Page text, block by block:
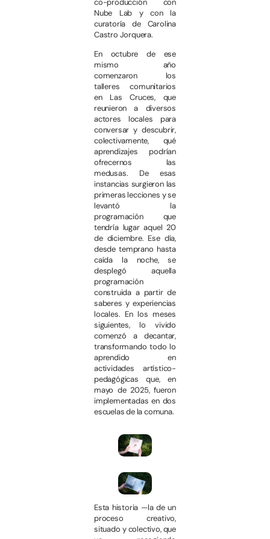
Nube Lab y con la
curatoría de Carolina
Castro Jorquera.
En octubre de ese
mismo año
comenzaron los
talleres comunitarios
en Las Cruces, que
reunieron a diversos
actores locales para
conversar y descubrir,
colectivamente, qué
aprendizajes podrían
ofrecernos las
medusas. De esas
instancias surgieron las
primeras lecciones y se
levantó la
programación que
tendría lugar aquel 20
de diciembre. Ese día,
desde temprano hasta
caída la noche, se
desplegó aquella
programación
construida a partir de
saberes y experiencias
locales. En los meses
siguientes, lo vivido
comenzó a decantar,
transformando todo lo
aprendido en
actividades artístico-
pedagógicas que, en
mayo de 2025, fueron
implementadas en dos
escuelas de la comuna.
Esta historia —la de un
proceso creativo,
situado y colectivo, que